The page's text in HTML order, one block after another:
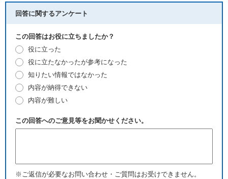
回答に関するアンケート
この回答はお役に立ちましたか？
役に立った
役に立たなかったが参考になった
知りたい情報ではなかった
内容が納得できない
内容が難しい
この回答へのご意見等をお聞かせください。
※ご返信が必要なお問い合わせ・ご質問はお受けできません。